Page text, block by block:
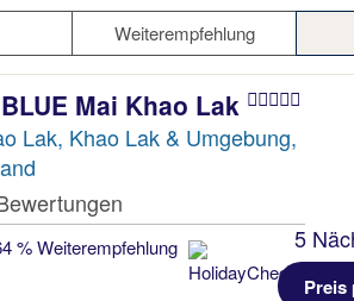
Weiterempfehlung
Mai Khao Lak
Lak, Khao Lak & Umgebung,
% Weiterempfehlung 5
Preis